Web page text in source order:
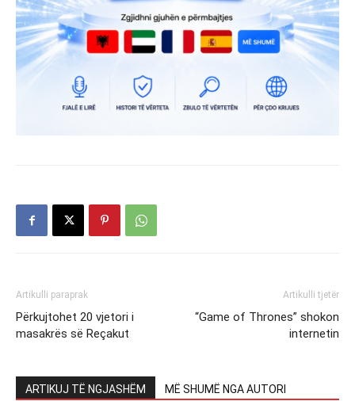
Artikulli paraprak
Përkujtohet 20 vjetori i
masakrës së Reçakut
Artikulli tjetër
“Game of Thrones” shokon
internetin
ARTIKUJ TË NGJASHËM MË SHUMË NGA AUTORI